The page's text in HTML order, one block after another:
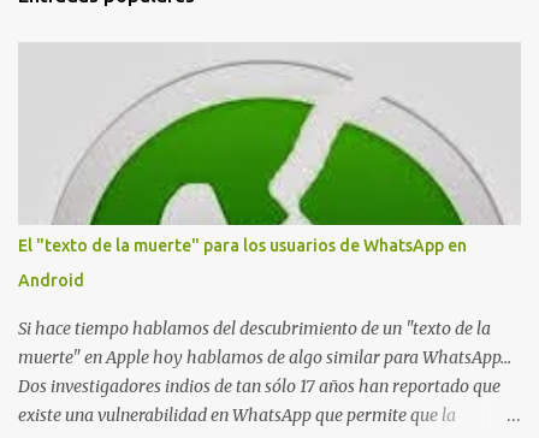
o
s
El "texto de la muerte" para los usuarios de WhatsApp en
Android
Si hace tiempo hablamos del descubrimiento de un "texto de la
muerte" en Apple hoy hablamos de algo similar para WhatsApp...
Dos investigadores indios de tan sólo 17 años han reportado que
existe una vulnerabilidad en WhatsApp que permite que la